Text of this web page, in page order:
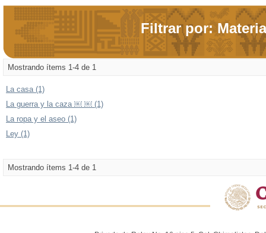
Filtrar por: Materia
Mostrando ítems 1-4 de 1
La casa (1)
La guerra y la caza ￼ ￼ (1)
La ropa y el aseo (1)
Ley (1)
Mostrando ítems 1-4 de 1